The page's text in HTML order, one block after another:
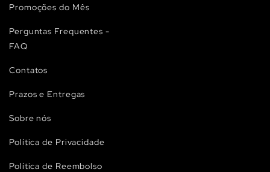
Promoções do Mês
Perguntas Frequentes -
FAQ
Contatos
Prazos e Entregas
Sobre nós
Política de Privacidade
Política de Reembolso